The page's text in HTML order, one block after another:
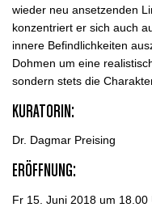
wieder neu ansetzenden
konzentriert er sich auch
innere Befindlichkeiten
Dohmen um eine
sondern stets die
KURATORIN:
Dr. Dagmar Preising
ERÖFFNUNG:
Fr 15. Juni 2018 um